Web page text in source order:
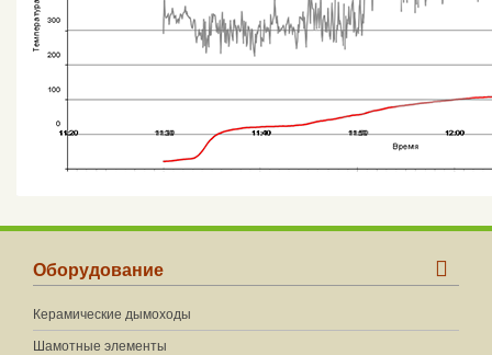
Оборудование
Керамические дымоходы
Шамотные элементы